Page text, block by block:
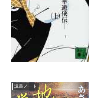
読書ノート